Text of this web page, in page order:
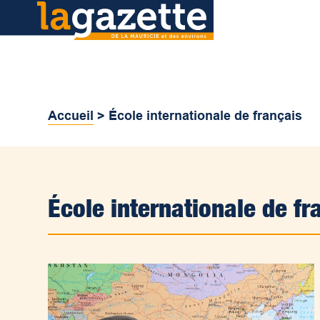
Accueil > École internationale de français
École internationale de